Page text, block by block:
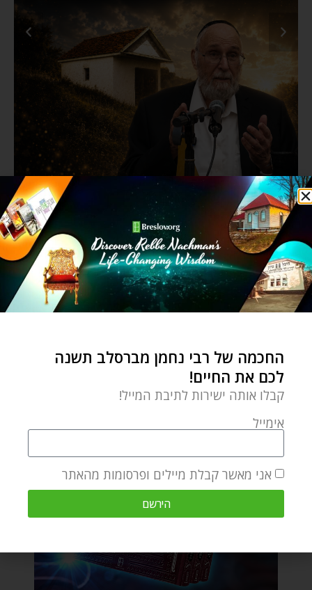
החכמה של רבי נחמן מברסלב תשנה
לכם את החיים!
קבלו אותה ישירות לתיבת המייל!
אימייל
אני מאשר קבלת מיילים ופרסומות מהאתר
הירשם